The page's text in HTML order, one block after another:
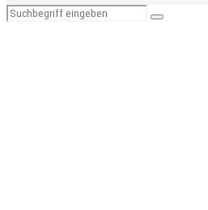
Search
for:
Search